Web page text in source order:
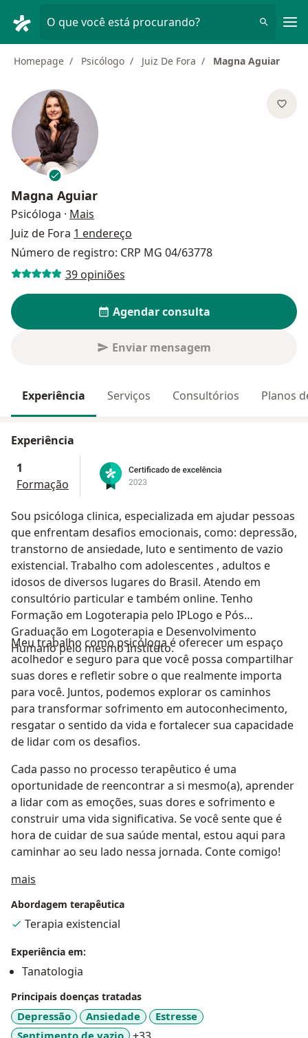
O que você está procurando?
Homepage Psicólogo Juiz De Fora Magna Aguiar
Magna Aguiar
Psicóloga · Mais
Juiz de Fora 1 endereço
Número de registro: CRP MG 04/63778
39 opiniões
Agendar consulta
Enviar mensagem
Experiência Serviços Consultórios Planos
Experiência
1
Formação
Sou psicóloga clinica, especializada em ajudar pessoas
que enfrentam desafios emocionais, como: depressão,
transtorno de ansiedade, luto e sentimento de vazio
existencial. Trabalho com adolescentes , adultos e
idosos de diversos lugares do Brasil. Atendo em
consultório particular e também online. Tenho
Formação em Logoterapia pelo IPLogo e Pós
Graduação em Logoterapia e Desenvolvimento
Humano pelo mesmo Instituto.
Meu trabalho como psicóloga é oferecer um espaço
acolhedor e seguro para que você possa compartilhar
suas dores e refletir sobre o que realmente importa
para você. Juntos, podemos explorar os caminhos
para transformar sofrimento em autoconhecimento,
resgatar o sentido da vida e fortalecer sua capacidade
de lidar com os desafios.
Cada passo no processo terapêutico é uma
oportunidade de reencontrar a si mesmo(a), aprender
a lidar com as emoções, suas dores e sofrimento e
construir uma vida significativa. Se você sente que é
hora de cuidar de sua saúde mental, estou aqui para
caminhar ao seu lado nessa jornada. Conte comigo!
mais
Abordagem terapêutica
Terapia existencial
Experiência em:
Tanatologia
Principais doenças tratadas
Depressão Ansiedade
Estresse
Sentimento de vazio